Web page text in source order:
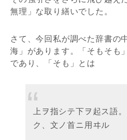
無理」な取り繕いでした。
さて、今回私が調べた辞書の
海」があります。「そもそも
であり、「そも」とは
上ヲ指シテ下ヲ起ス語
ク、文ノ首ニ用ヰル